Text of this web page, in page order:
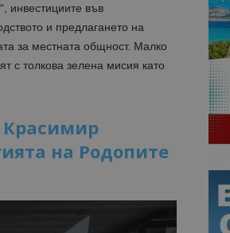
инвестициите във
и предлагането на
за местната общност. Малко
с толкова зелена мисия като
Красимир
на Родопите